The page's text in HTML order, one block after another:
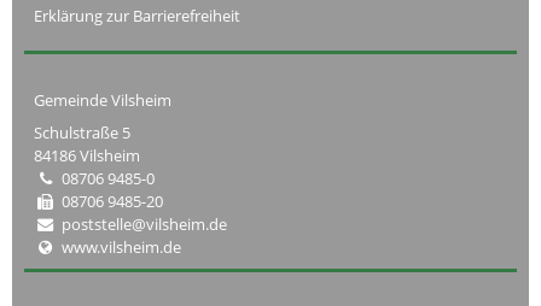
Erklärung zur Barrierefreiheit
Gemeinde Vilsheim
Schulstraße 5
84186 Vilsheim
08706 9485-0
08706 9485-20
poststelle@vilsheim.de
www.vilsheim.de